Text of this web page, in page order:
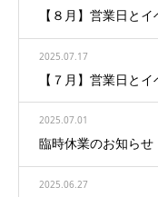
【８月】営業日と
2025.07.17
【７月】営業日と
2025.07.01
臨時休業のお知らせ
2025.06.27